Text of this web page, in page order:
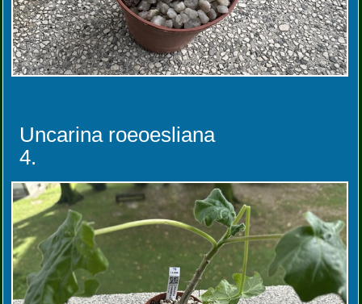
Uncarina roeoesliana
4.